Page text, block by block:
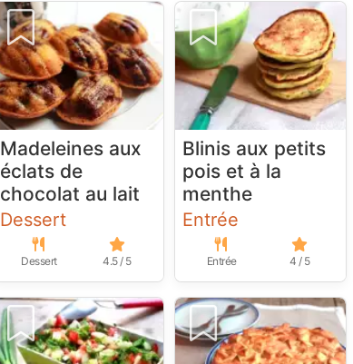
Madeleines aux
éclats de
chocolat au lait
Dessert
Dessert 4.5 / 5
Blinis aux petits
pois et à la
menthe
Entrée
Entrée 4 / 5